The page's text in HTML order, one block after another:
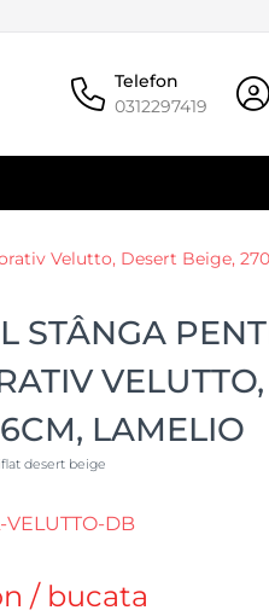
Telefon
0312297419
Velutto, Desert Beige,
STÂNGA
LAMELIO
desert beige
VELUTTO-DB
/ bucata